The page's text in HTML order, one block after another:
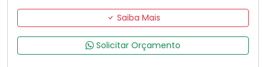
Saiba Mais
Solicitar Orçamento